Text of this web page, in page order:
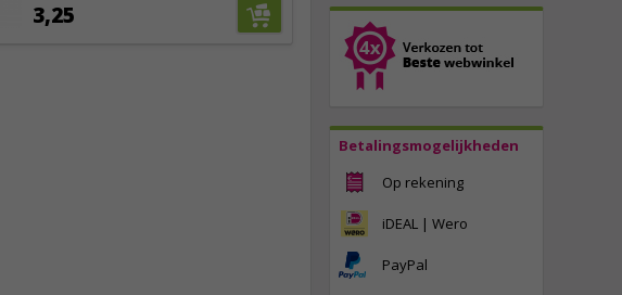
Betalingsmogelijkheden
Op rekening
iDEAL | Wero
PayPal
3,25